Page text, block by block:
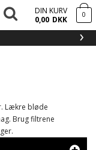
›
DIN KURV
0,00 DKK 0
Lækre bløde
Brug filtrene